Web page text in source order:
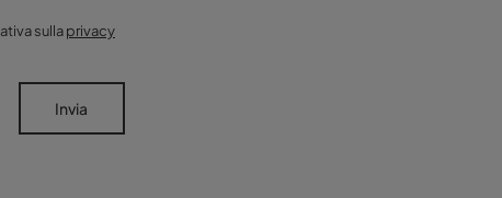
sullaprivacy
Invia